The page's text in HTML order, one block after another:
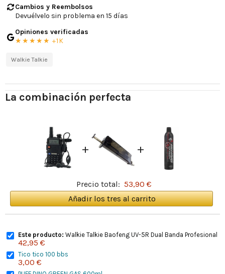
Cambios y Reembolsos
Devuélvelo sin problema en 15 días
Opiniones verificadas
★★★★★ +1K
Walkie Talkie
La combinación perfecta
+ +
Precio total: 53,90 €
Añadir los tres al carrito
Este producto: Walkie Talkie Baofeng UV-5R Dual Banda Profesional
42,95 €
Tico tico 100 bbs
3,00 €